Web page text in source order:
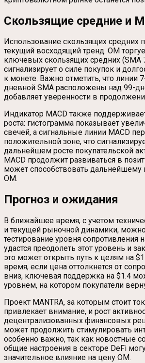
Скользящие средние и
Использование скользящих средних
текущий восходящий тренд. OM
ключевых скользящих средних (SMA
сигнализирует о силе покупок и
к монете. Важно отметить, что линии
дневной SMA расположены над 99-
добавляет уверенности в
Индикатор MACD также
роста: гистограмма показывает
свечей, а сигнальные линии MACD
положительной зоне, что
дальнейшем росте покупательской
MACD продолжит развиваться в
может способствовать
OM.
Прогноз и ожидания
В ближайшее время, с учетом
и текущей рыночной динамики,
тестирование уровня сопротивления
удастся преодолеть этот уровень и
это может открыть путь к целям на
время, если цена оттолкнется от
вниз, ключевая поддержка на $1.4
уровнем, на котором покупатели
Проект MANTRA, за которым стоит
привлекает внимание, и рост
децентрализованных финансовых
может продолжить стимулировать
особенно важно, так как новостные
общие настроения в секторе DeFi
значительное влияние на цену OM.